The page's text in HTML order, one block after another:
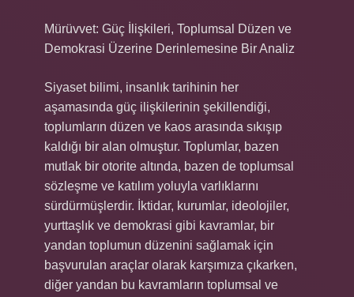
Mürüvvet: Güç İlişkileri, Toplumsal Düzen ve
Demokrasi Üzerine Derinlemesine Bir Analiz
Siyaset bilimi, insanlık tarihinin her
aşamasında güç ilişkilerinin şekillendiği,
toplumların düzen ve kaos arasında sıkışıp
kaldığı bir alan olmuştur. Toplumlar, bazen
mutlak bir otorite altında, bazen de toplumsal
sözleşme ve katılım yoluyla varlıklarını
sürdürmüşlerdir. İktidar, kurumlar, ideolojiler,
yurttaşlık ve demokrasi gibi kavramlar, bir
yandan toplumun düzenini sağlamak için
başvurulan araçlar olarak karşımıza çıkarken,
diğer yandan bu kavramların toplumsal ve